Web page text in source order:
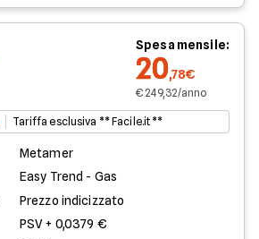
Spesa mensile:
20,78€
€ 249,32/anno
Tariffa esclusiva ** Facile.it **
Metamer
Easy Trend - Gas
Prezzo indicizzato
PSV + 0,0379 €